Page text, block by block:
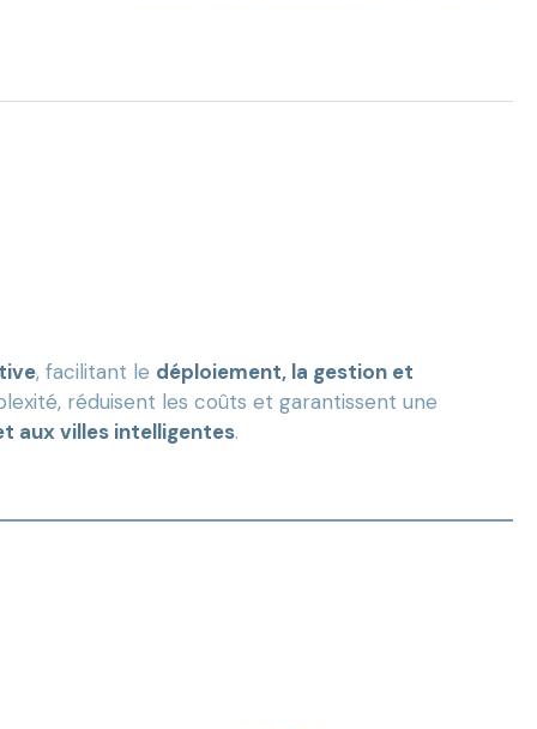
, facilitant le déploiement, la gestion et
réduisent les coûts et garantissent une
aux villes intelligentes.